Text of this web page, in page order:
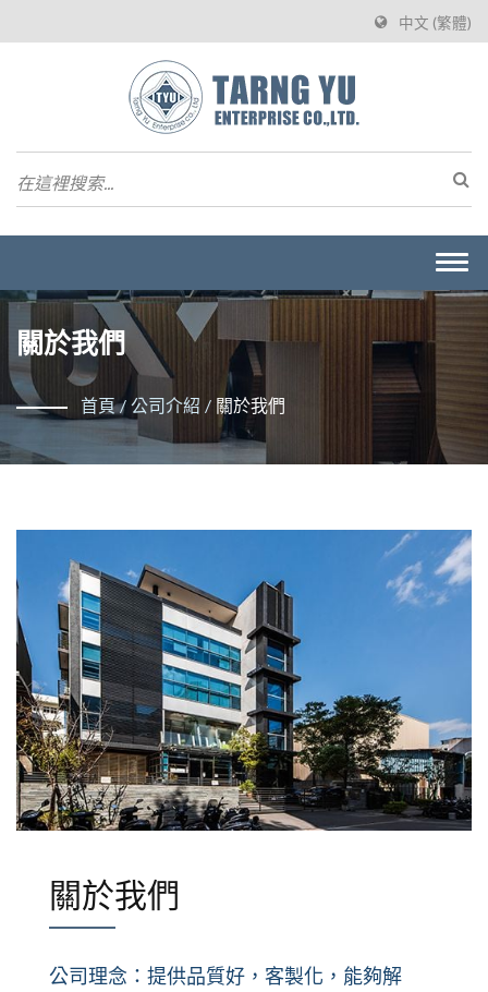
中文 (繁體)
關於我們
首頁 / 公司介紹 / 關於我們
關於我們
公司理念：提供品質好，客製化，能夠解